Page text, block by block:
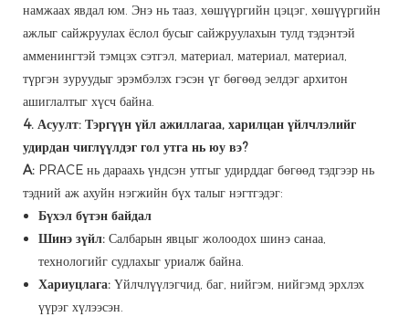
намжаах явдал юм. Энэ нь тааз, хөшүүргийн цэцэг, хөшүүргийн
ажлыг сайжруулах ёслол бусыг сайжруулахын тулд тэдэнтэй
амменингтэй тэмцэх сэтгэл, материал, материал, материал,
түргэн зуруудыг эрэмбэлэх гэсэн үг бөгөөд эелдэг архитон
ашиглалтыг хүсч байна.
4. Асуулт: Тэргүүн үйл ажиллагаа, харилцан үйлчлэлийг
удирдан чиглүүлдэг гол утга нь юу вэ?
A: PRACE нь дараахь үндсэн утгыг удирддаг бөгөөд тэдгээр нь
тэдний аж ахуйн нэгжийн бүх талыг нэгтгэдэг:
Бүхэл бүтэн байдал
Шинэ зүйл: Салбарын явцыг жолоодох шинэ санаа,
технологийг судлахыг уриалж байна.
Хариуцлага: Үйлчлүүлэгчид, баг, нийгэм, нийгэмд эрхлэх
үүрэг хүлээсэн.